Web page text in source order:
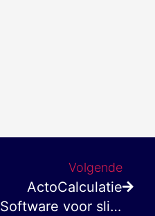
Volgende
ActoCalculatie
Software voor slimmer werken